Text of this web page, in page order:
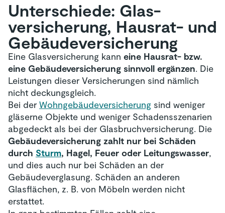
Unterschiede: Glas­
versicherung, Hausrat- und
Gebäude­versicherung
Eine Glasversicherung kann eine Hausrat- bzw.
eine Gebäudeversicherung sinnvoll ergänzen. Die
Leistungen dieser Versicherungen sind nämlich
nicht deckungsgleich.
Bei der Wohngebäudeversicherung sind weniger
gläserne Objekte und weniger Schadensszenarien
abgedeckt als bei der Glasbruchversicherung. Die
Gebäudeversicherung zahlt nur bei Schäden
durch Sturm, Hagel, Feuer oder Leitungswasser,
und dies auch nur bei Schäden an der
Gebäudeverglasung. Schäden an anderen
Glasflächen, z. B. von Möbeln werden nicht
erstattet.